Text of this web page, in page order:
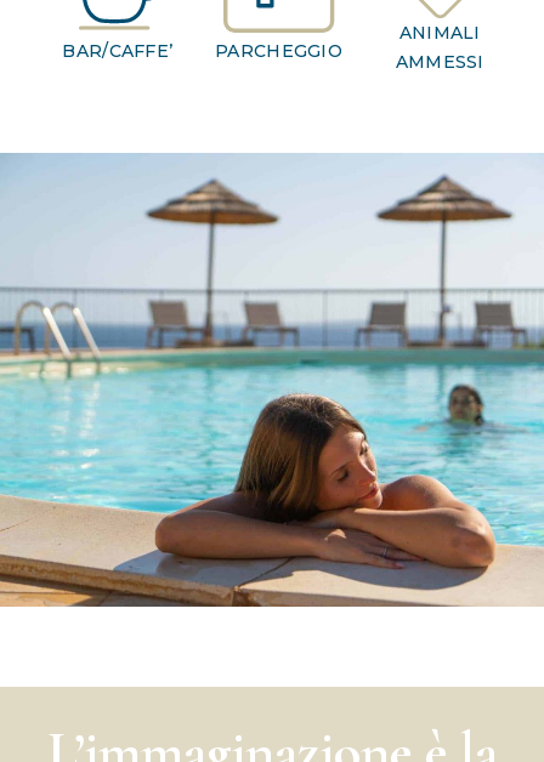
BAR/CAFFE’ PARCHEGGIO
ANIMALI
AMMESSI